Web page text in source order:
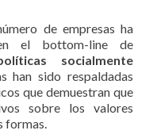
de empresas ha
el bottom-line de
socialmente
han sido respaldadas
que demuestran que
sobre los valores
formas.